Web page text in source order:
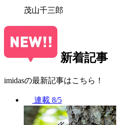
茂山千三郎
新着記事
imidasの最新記事はこちら！
連載 8/5